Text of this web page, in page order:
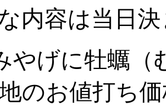
な内容は当日
げに牡蠣（
のお値打ち